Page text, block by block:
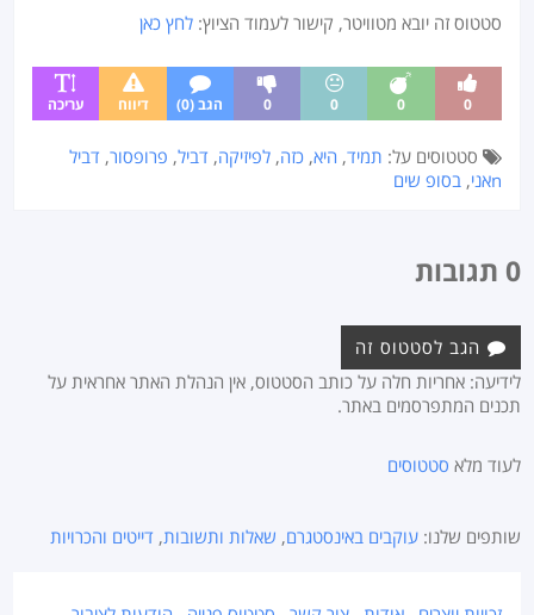
סטטוס זה יובא מטוויטר, קישור לעמוד הציוץ:לחץ כאן
0
0
0
0 הגב (0) דיווח עריכה
סטטוסים על: תמיד, היא,כזה,לפיזיקה, דביל, פרופסור, דביל
nאני
, בסופ שים
0 תגובות
הגב לסטטוס זה
לידיעה: אחריות חלה על כותב הסטטוס, אין הנהלת האתר אחראית על
תכנים המתפרסמים באתר.
לעוד מלא סטטוסים
שותפים שלנו:עוקבים באינסטגרם, שאלות ותשובות, דייטים והכרויות